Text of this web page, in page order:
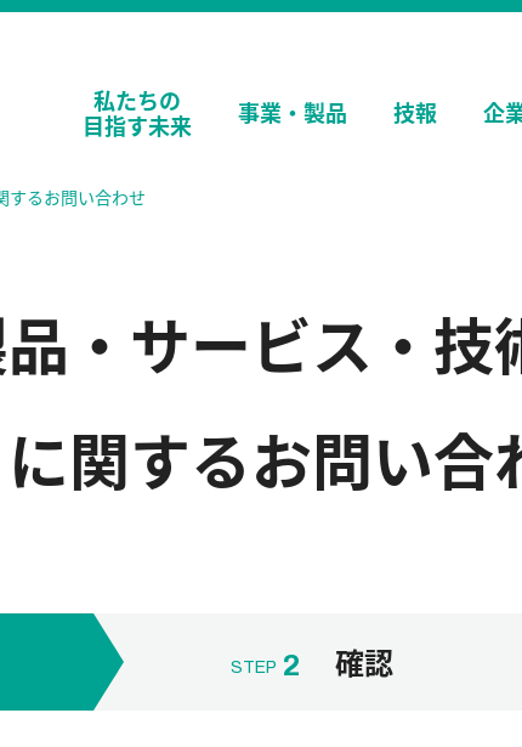
私たちの
目指す未来
事業・ 製品 技報 企
するお問い合わせ
・サービス・技
に関するお問い合
STEP 2 確認